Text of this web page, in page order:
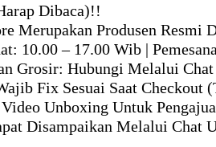
Dibaca)!!
Merupakan Produsen Resmi
10.00 – 17.00 Wib |
Grosir: Hubungi Melalui
Fix Sesuai Saat Checkout
Unboxing Untuk
Disampaikan Melalui Chat